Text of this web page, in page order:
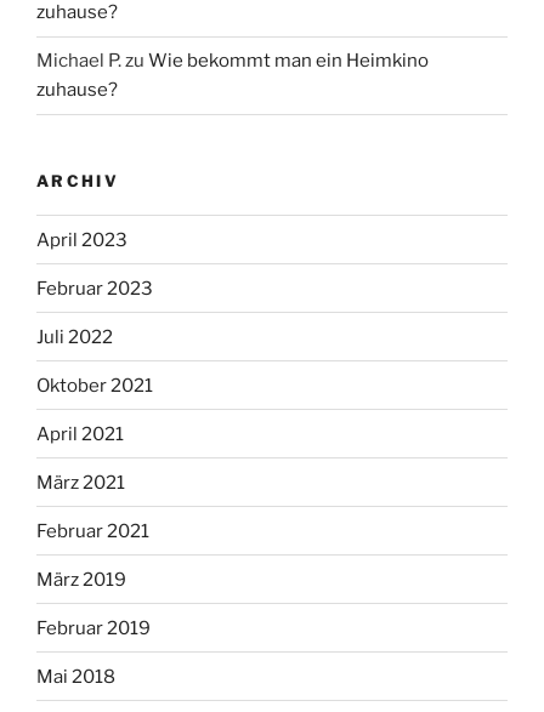
zuhause?
Michael P.zu Wie bekommt man ein Heimkino
zuhause?
ARCHIV
April 2023
Februar 2023
Juli 2022
Oktober 2021
April 2021
März 2021
Februar 2021
März 2019
Februar 2019
Mai 2018